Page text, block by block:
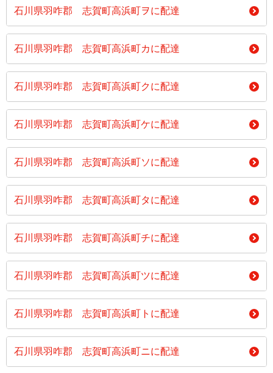
石川県羽咋郡 志賀町高浜町ヲに配達
石川県羽咋郡 志賀町高浜町カに配達
石川県羽咋郡 志賀町高浜町クに配達
石川県羽咋郡 志賀町高浜町ケに配達
石川県羽咋郡 志賀町高浜町ソに配達
石川県羽咋郡 志賀町高浜町タに配達
石川県羽咋郡 志賀町高浜町チに配達
石川県羽咋郡 志賀町高浜町ツに配達
石川県羽咋郡 志賀町高浜町トに配達
石川県羽咋郡 志賀町高浜町ニに配達